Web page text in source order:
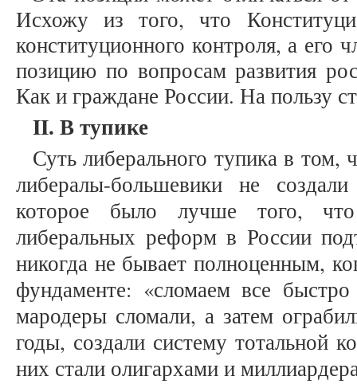
Исхожу из того, что
конституционного контроля, а его
позицию по вопросам развития
Как и граждане России. На пользу
II. В тупике
Суть либерального тупика в том,
либералы-большевики не
которое было лучше того,
либеральных реформ в России
никогда не бывает полноценным,
фундаменте: «сломаем все
мародеры сломали, а затем
годы, создали систему тотальной
них стали олигархами и